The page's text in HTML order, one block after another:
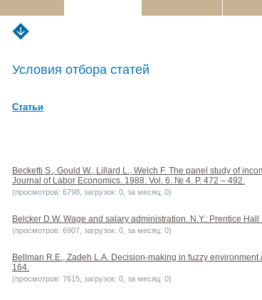
Условия отбора статей
Статьи
Becketti S., Gould W., Lillard L., Welch F. The panel study of
Journal of Labor Economics. 1988. Vol. 6. № 4. P. 472 – 492.
(просмотров: 6798, загрузок: 0, за месяц: 0)
Belcker D.W. Wage and salary administration. N.Y.: Prentice
(просмотров: 6907, загрузок: 0, за месяц: 0)
Bellman R.E., Zadeh L.A. Decision-making in fuzzy
164.
(просмотров: 7615, загрузок: 0, за месяц: 0)